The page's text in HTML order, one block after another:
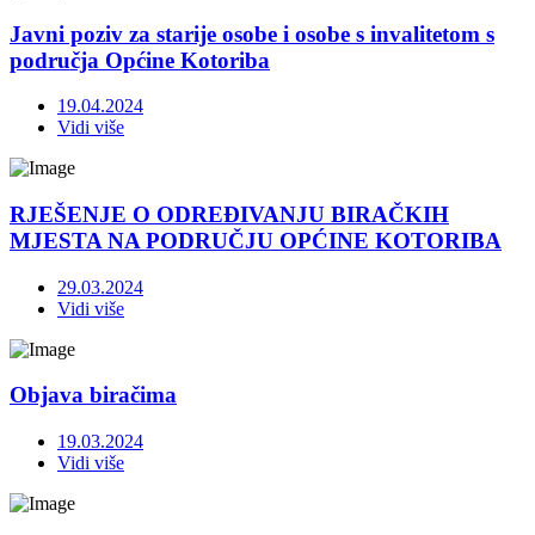
Javni poziv za starije osobe i osobe s invalitetom s
područja Općine Kotoriba
19.04.2024
Vidi više
RJEŠENJE O ODREĐIVANJU BIRAČKIH
MJESTA NA PODRUČJU OPĆINE KOTORIBA
29.03.2024
Vidi više
Objava biračima
19.03.2024
Vidi više